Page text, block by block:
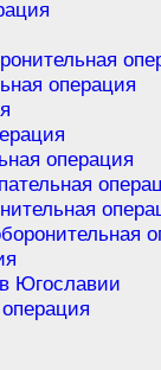
операция
операция
Югославии